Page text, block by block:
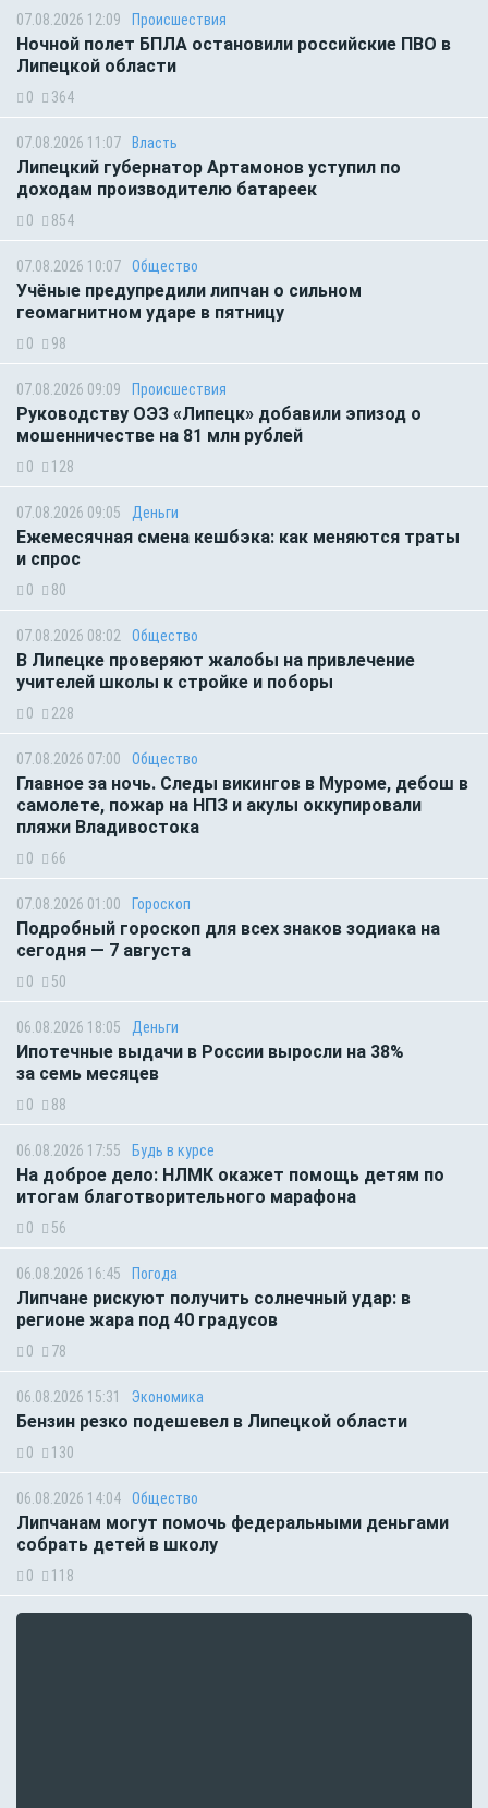
07.08.2026 12:09 Происшествия
Ночной полет БПЛА остановили российские ПВО в
Липецкой области
0 364
07.08.2026 11:07 Власть
Липецкий губернатор Артамонов уступил по
доходам производителю батареек
0 854
07.08.2026 10:07 Общество
Учёные предупредили липчан о сильном
геомагнитном ударе в пятницу
0 98
07.08.2026 09:09 Происшествия
Руководству ОЭЗ «Липецк» добавили эпизод о
мошенничестве на 81 млн рублей
0 128
07.08.2026 09:05 Деньги
Ежемесячная смена кешбэка: как меняются траты
и спрос
0 80
07.08.2026 08:02 Общество
В Липецке проверяют жалобы на привлечение
учителей школы к стройке и поборы
0 228
07.08.2026 07:00 Общество
Главное за ночь. Следы викингов в Муроме, дебош в
самолете, пожар на НПЗ и акулы оккупировали
пляжи Владивостока
0 66
07.08.2026 01:00 Гороскоп
Подробный гороскоп для всех знаков зодиака на
сегодня — 7 августа
0 50
06.08.2026 18:05 Деньги
Ипотечные выдачи в России выросли на 38%
за семь месяцев
0 88
06.08.2026 17:55 Будь в курсе
На доброе дело: НЛМК окажет помощь детям по
итогам благотворительного марафона
0 56
06.08.2026 16:45 Погода
Липчане рискуют получить солнечный удар: в
регионе жара под 40 градусов
0 78
06.08.2026 15:31 Экономика
Бензин резко подешевел в Липецкой области
0 130
06.08.2026 14:04 Общество
Липчанам могут помочь федеральными деньгами
собрать детей в школу
0 118